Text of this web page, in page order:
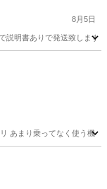
8月5日
明書ありで発送致します
チ
あまり乗ってなく使う機